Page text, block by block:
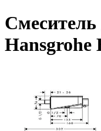
Hansgrohe